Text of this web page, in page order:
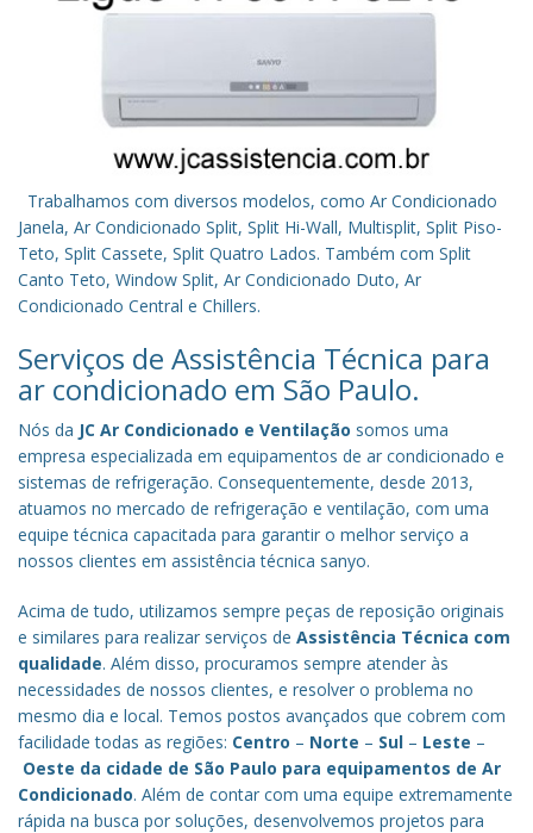
Trabalhamos com diversos modelos, como Ar Condicionado
Janela, Ar Condicionado Split, Split Hi-Wall, Multisplit, Split Piso-
Teto, Split Cassete, Split Quatro Lados. Também com Split
Canto Teto, Window Split, Ar Condicionado Duto, Ar
Condicionado Central e Chillers.
Serviços de Assistência Técnica para
ar condicionado em São Paulo.
Nós da JC Ar Condicionado e Ventilação somos uma
empresa especializada em equipamentos de ar condicionado e
sistemas de refrigeração. Consequentemente, desde 2013,
atuamos no mercado de refrigeração e ventilação, com uma
equipe técnica capacitada para garantir o melhor serviço a
nossos clientes em assistência técnica sanyo.
Acima de tudo, utilizamos sempre peças de reposição originais
e similares para realizar serviços de Assistência Técnica com
qualidade. Além disso, procuramos sempre atender às
necessidades de nossos clientes, e resolver o problema no
mesmo dia e local. Temos postos avançados que cobrem com
facilidade todas as regiões: Centro – Norte – Sul – Leste –
Oeste da cidade de São Paulo para equipamentos de Ar
Condicionado. Além de contar com uma equipe extremamente
rápida na busca por soluções, desenvolvemos projetos para